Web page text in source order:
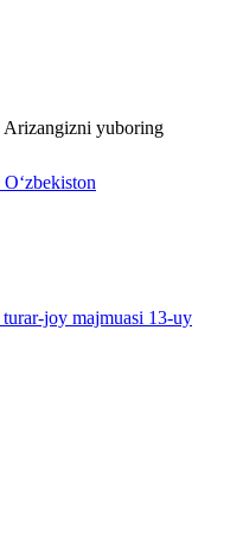
Arizangizni yuboring
joy majmuasi 13-uy